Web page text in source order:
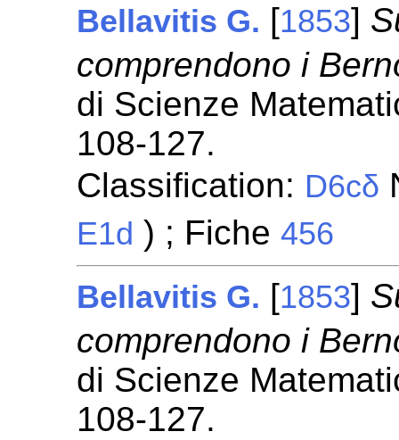
Bellavitis G. [1853]
comprendono i
di Scienze
108-127.
Classification: D6cδ
E1d ) ; Fiche456
Bellavitis G. [1853]
comprendono i
di Scienze
108-127.